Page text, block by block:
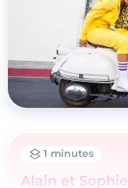
1 minutes
Alain et Sophie